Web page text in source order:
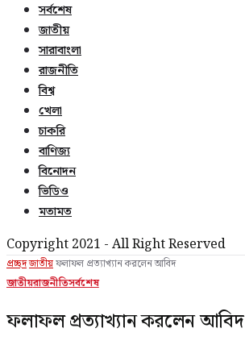
সর্বশেষ
জাতীয়
সারাবাংলা
রাজনীতি
বিশ্ব
খেলা
চাকরি
বাণিজ্য
বিনোদন
ভিডিও
মতামত
Copyright 2021 - All Right Reserved
প্রচ্ছদজাতীয়ফলাফল প্রত্যাখ্যান করলেন আবিদ
জাতীয়রাজনীতিসর্বশেষ
ফলাফল প্রত্যাখ্যান করলেন আবিদ